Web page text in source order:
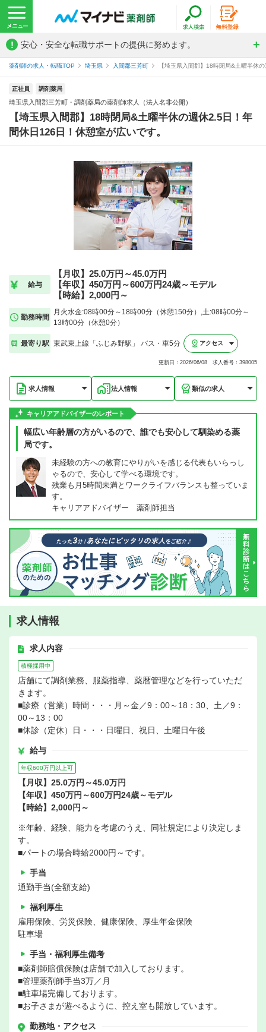
! 安心・安全な転職サポートの提供に努めます。
薬剤師の求人・転職TOP 埼玉県 入間郡三芳町 【埼玉県入間郡】18時閉局&土曜半休
正社員 調剤薬局
埼玉県入間郡三芳町・調剤薬局の薬剤師求人（法人名非公開）
【埼玉県入間郡】18時閉局&土曜半休の週休2.5日！年
間休日126日！休憩室が広いです。
給与
【月収】25.0万円～45.0万円
【年収】450万円～600万円24歳～モデル
【時給】2,000円～
勤務時間
月火水金:08時00分～18時00分（休憩150分）,土:08時00分～
13時00分（休憩0分）
最寄り駅 東武東上線「ふじみ野駅」 バス・車5分 アクセス
更新日：2026/06/08 求人番号：398005
求人情報 法人情報 類似の求人
キャリアアドバイザーのレポート
幅広い年齢層の方がいるので、誰でも安心して馴染める薬
局です。
未経験の方への教育にやりがいを感じる代表もいらっし
ゃるので、安心して学べる環境です。
残業も月5時間未満とワークライフバランスも整っていま
す。
キャリアアドバイザー 薬剤師担当
求人情報
求人内容
積極採用中
店舗にて調剤業務、服薬指導、薬暦管理などを行っていただ
きます。
■診療（営業）時間・・・月～金／9：00～18：30、土／9：
00～13：00
■休診（定休）日・・・日曜日、祝日、土曜日午後
給与
年収600万円以上可
【月収】25.0万円～45.0万円
【年収】450万円～600万円24歳～モデル
【時給】2,000円～
※年齢、経験、能力を考慮のうえ、同社規定により決定しま
す。
■パートの場合時給2000円～です。
手当
通勤手当(全額支給)
福利厚生
雇用保険、労災保険、健康保険、厚生年金保険
駐車場
手当・福利厚生備考
■薬剤師賠償保険は店舗で加入しております。
■管理薬剤師手当3万／月
■駐車場完備しております。
■お子さまが遊べるように、控え室も開放しています。
勤務地・アクセス